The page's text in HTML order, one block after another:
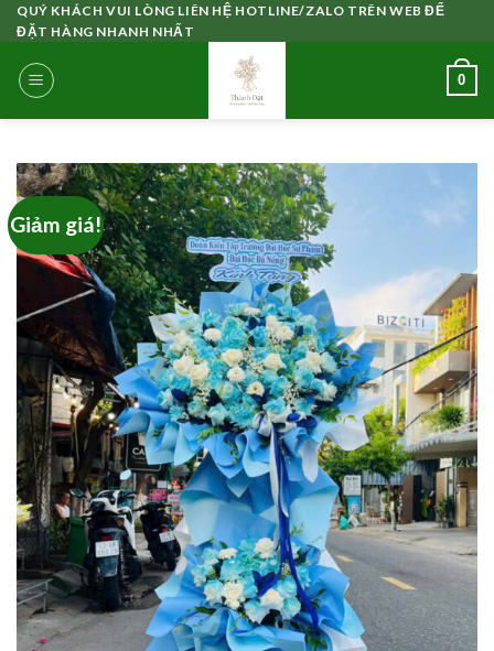
Skip
to
content
QUÝ KHÁCH VUI LÒNG LIÊN HỆ HOTLINE/ZALO TRÊN WEB ĐỂ
ĐẶT HÀNG NHANH NHẤT
0
Giảm giá!